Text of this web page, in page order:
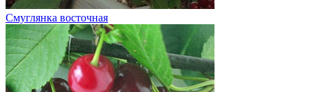
Смуглянка восточная